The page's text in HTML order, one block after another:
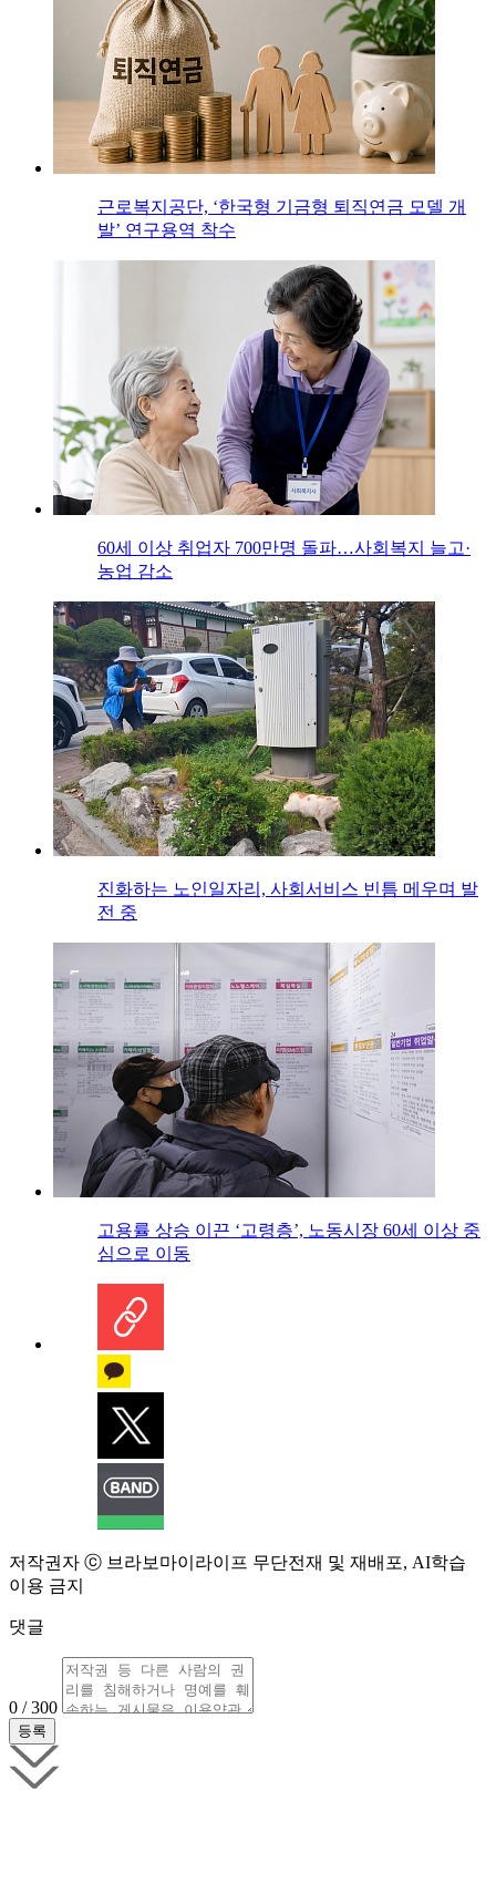
근로복지공단, ‘한국형 기금형 퇴직연금 모델 개
발’ 연구용역 착수
60세 이상 취업자 700만명 돌파…사회복지 늘고·
농업 감소
진화하는 노인일자리, 사회서비스 빈틈 메우며 발
전 중
고용률 상승 이끈 ‘고령층’, 노동시장 60세 이상 중
심으로 이동
저작권자 ⓒ 브라보마이라이프 무단전재 및 재배포, AI학습
이용 금지
댓글
0 / 300